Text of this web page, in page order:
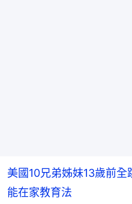
美國10兄弟姊妹13歲前
能在家教育法